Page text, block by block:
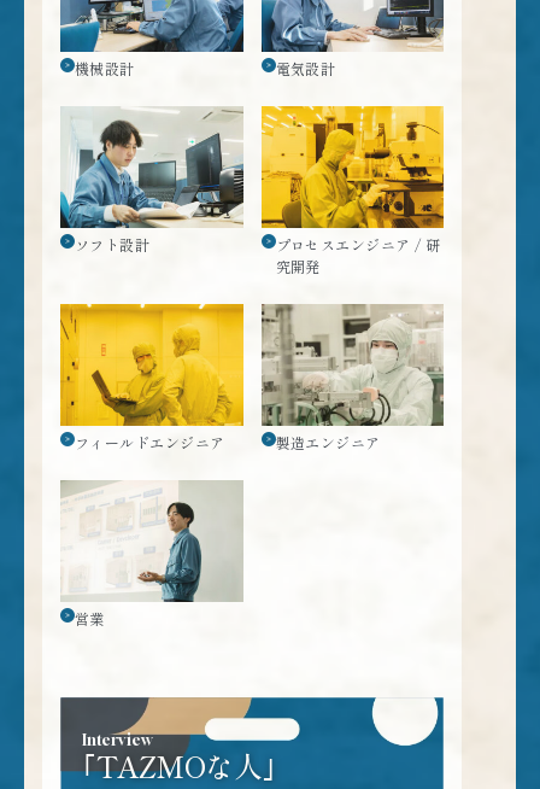
機械設計 電気設計
ソフト設計
プロセスエンジニア / 研
究開発
フィールドエンジニア 製造エンジニア
営業
Interview
｢TAZMOな人｣